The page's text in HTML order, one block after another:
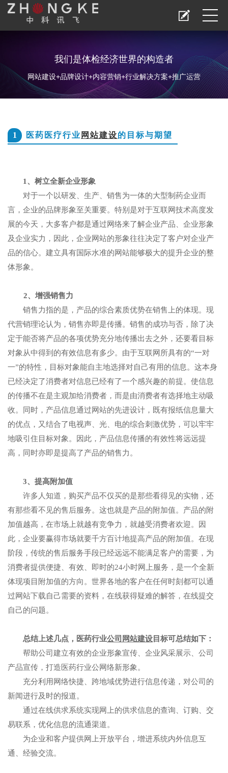
我们是体检经济世界的构造者
网站建设+品牌设计+内容营销+行业解决方案+推广运营
1 医药医疗行业 网站建设的目标与期望
1、树立全新企业形象
对于一个以研发、生产、销售为一体的大型制药企业而
言，企业的品牌形象至关重要。特别是对于互联网技术高度发
展的今天，大多客户都是通过网络来了解企业产品、企业形象
及企业实力，因此，企业网站的形象往往决定了客户对企业产
品的信心。建立具有国际水准的网站能够极大的提升企业的整
体形象。
2、增强销售力
销售力指的是，产品的综合素质优势在销售上的体现。现
代营销理论认为，销售亦即是传播。销售的成功与否，除了决
定于能否将产品的各项优势充分地传播出去之外，还要看目标
对象从中得到的有效信息有多少。由于互联网所具有的“一对
一”的特性，目标对象能自主地选择对自己有用的信息。这本身
已经决定了消费者对信息已经有了一个感兴趣的前提。使信息
的传播不在是主观加给消费者，而是由消费者有选择地主动吸
收。同时，产品信息通过网站的先进设计，既有报纸信息量大
的优点，又结合了电视声、光、电的综合刺激优势，可以牢牢
地吸引住目标对象。因此，产品信息传播的有效性将远远提
高，同时亦即是提高了产品的销售力。
3、提高附加值
许多人知道，购买产品不仅买的是那些看得见的实物，还
有那些看不见的售后服务。这也就是产品的附加值。产品的附
加值越高，在市场上就越有竞争力，就越受消费者欢迎。因
此，企业要赢得市场就要千方百计地提高产品的附加值。在现
阶段，传统的售后服务手段已经远远不能满足客户的需要，为
消费者提供便捷、有效、即时的24小时网上服务，是一个全新
体现项目附加值的方向。世界各地的客户在任何时刻都可以通
过网站下载自己需要的资料，在线获得疑难的解答，在线提交
自己的问题。
总结上述几点，医药行业公司网站建设 目标可总结如下：
帮助公司建立有效的企业形象宣传、企业风采展示、公司
产品宣传，打造医药行业公网络新形象。
充分利用网络快捷、跨地域优势进行信息传递，对公司的
新闻进行及时的报道。
通过在线供求系统实现网上的供求信息的查询、订购、交
易联系，优化信息的流通渠道。
为企业和客户提供网上开放平台，增进系统内外信息互
通、经验交流。